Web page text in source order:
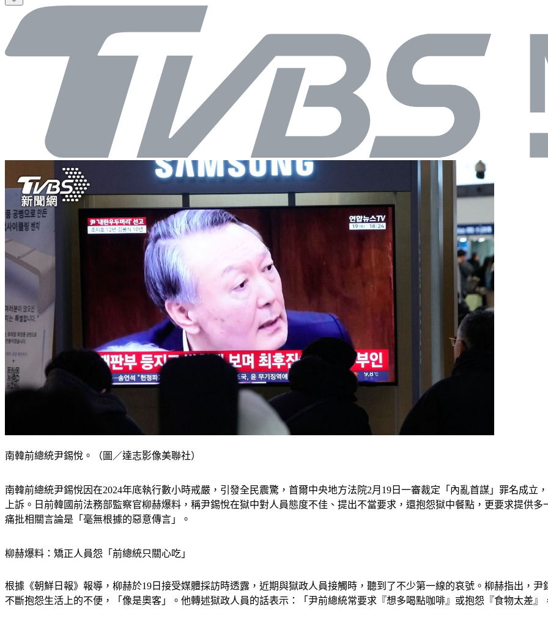
南韓前總統尹錫悅。（圖／達志影像美聯社）
南韓前總統尹錫悅因在2024年底執行數小時戒嚴，引發全民震驚，首爾中央地方法院2月19日一審裁定「內亂首謀」罪名成立
上訴。日前韓國前法務部監察官柳赫爆料，稱尹錫悅在獄中對人員態度不佳、提出不當要求，還抱怨獄中餐點，更要求提供
痛批相關言論是「毫無根據的惡意傳言」。
柳赫爆料：矯正人員怨「前總統只關心吃」
根據《朝鮮日報》報導，柳赫於19日接受媒體採訪時透露，近期與獄政人員接觸時，聽到了不少第一線的哀號。柳赫指出，
不斷抱怨生活上的不便，「像是奧客」。他轉述獄政人員的話表示：「尹前總統常要求『想多喝點咖啡』或抱怨『食物太差